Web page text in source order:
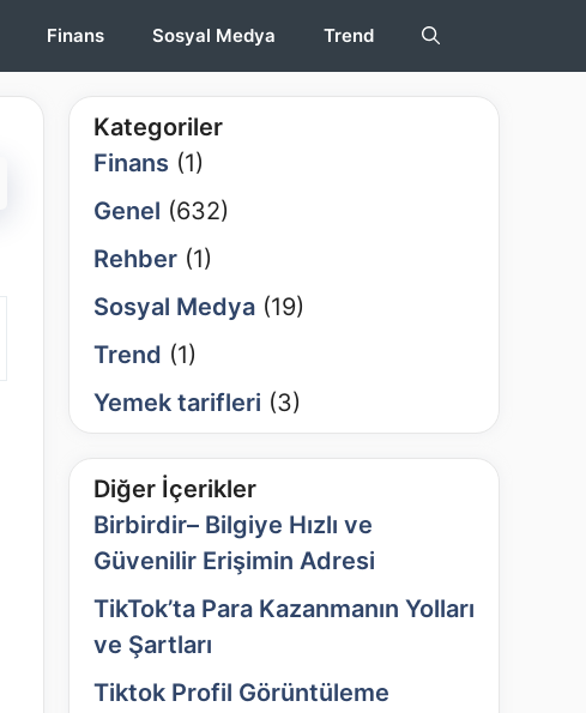
Finans Sosyal Medya Trend
Kategoriler
Finans (1)
Genel (632)
Rehber (1)
Sosyal Medya (19)
Trend (1)
Yemek tarifleri (3)
Diğer İçerikler
Birbirdir– Bilgiye Hızlı ve
Güvenilir Erişimin Adresi
TikTok’ta Para Kazanmanın Yolları
ve Şartları
Tiktok Profil Görüntüleme